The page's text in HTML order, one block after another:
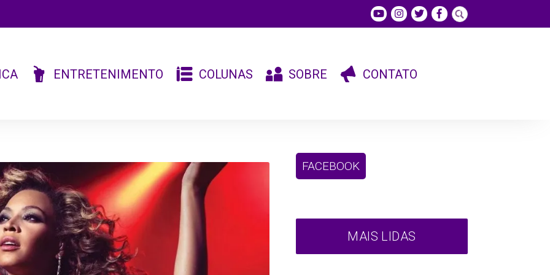
ENTRETENIMENTO COLUNAS SOBRE CONTATO
FACEBOOK
MAIS LIDAS